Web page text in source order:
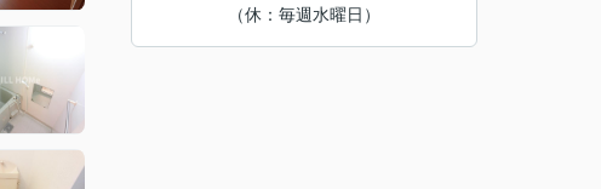
（休：毎週水曜日）